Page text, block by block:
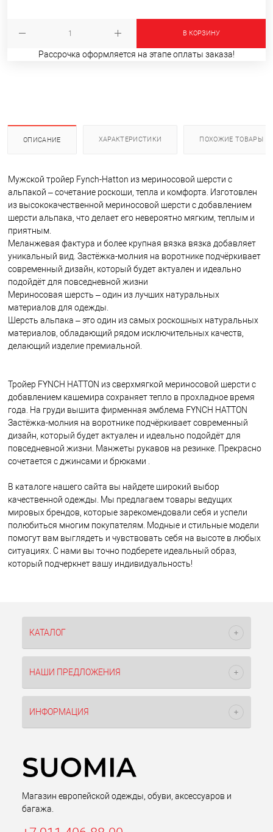
В КОРЗИНУ
Рассрочка оформляется на этапе оплаты заказа!
ОПИСАНИЕ ХАРАКТЕРИСТИКИ ПОХОЖИЕ ТОВАРЫ
Мужской тройер Fynch-Hatton из мериносовой шерсти с
альпакой – сочетание роскоши, тепла и комфорта. Изготовлен
из высококачественной мериносовой шерсти с добавлением
шерсти альпака, что делает его невероятно мягким, теплым и
приятным.
Меланжевая фактура и более крупная вязка вязка добавляет
уникальный вид. Застёжка-молния на воротнике подчёркивает
современный дизайн, который будет актуален и идеально
подойдёт для повседневной жизни
Мериносовая шерсть – один из лучших натуральных
материалов для одежды.
Шерсть альпака – это один из самых роскошных натуральных
материалов, обладающий рядом исключительных качеств,
делающий изделие премиальной.
Тройер FYNCH HATTON из сверхмягкой мериносовой шерсти с
добавлением кашемира сохраняет тепло в прохладное время
года. На груди вышита фирменная эмблема FYNCH HATTON
Застёжка-молния на воротнике подчёркивает современный
дизайн, который будет актуален и идеально подойдёт для
повседневной жизни. Манжеты рукавов на резинке. Прекрасно
сочетается с джинсами и брюками .
В каталоге нашего сайта вы найдете широкий выбор
качественной одежды. Мы предлагаем товары ведущих
мировых брендов, которые зарекомендовали себя и успели
полюбиться многим покупателям. Модные и стильные модели
помогут вам выглядеть и чувствовать себя на высоте в любых
ситуациях. С нами вы точно подберете идеальный образ,
который подчеркнет вашу индивидуальность!
КАТАЛОГ
НАШИ ПРЕДЛОЖЕНИЯ
ИНФОРМАЦИЯ
Магазин европейской одежды, обуви, аксессуаров и
багажа.